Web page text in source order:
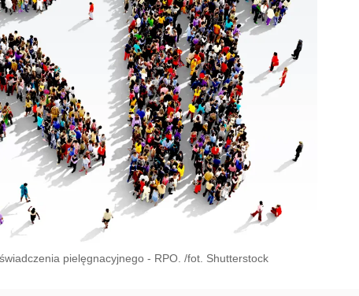
pielęgnacyjnego - RPO. /fot. Shutterstock